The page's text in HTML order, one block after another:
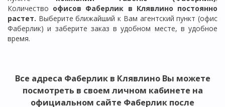
Количество офисов Фаберлик в Клявлино постоянно
растет. Выберите ближайший к Вам агентский пункт (офис
Фаберлик) и заберите заказ в удобном месте, в удобное
время.
Все адреса Фаберлик в Клявлино Вы можете
посмотреть в своем личном кабинете на
официальном сайте Фаберлик после